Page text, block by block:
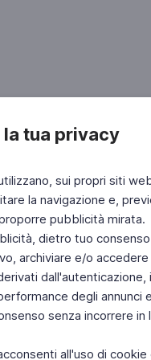
tua privacy
sui propri siti
la navigazione e,
pubblicità mirata.
dietro tuo
archiviare e/o
degli
senza incorrere
all'uso di